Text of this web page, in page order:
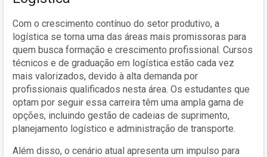
Com o crescimento contínuo do setor produtivo, a
logística se torna uma das áreas mais promissoras para
quem busca formação e crescimento profissional. Cursos
técnicos e de graduação em logística estão cada vez
mais valorizados, devido à alta demanda por
profissionais qualificados nesta área. Os estudantes que
optam por seguir essa carreira têm uma ampla gama de
opções, incluindo gestão de cadeias de suprimento,
planejamento logístico e administração de transporte.
Além disso, o cenário atual apresenta um impulso para